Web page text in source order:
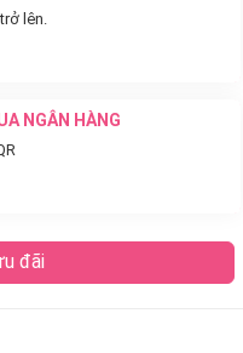
lên.
NGÂN HÀNG
đãi